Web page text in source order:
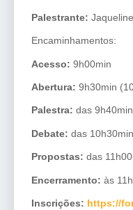
Palestrante:
Encaminhamentos:
Acesso: 9h00min
Abertura: 9h30min
Palestra: das
Debate: das
Propostas: das
Encerramento: às
Inscrições: https://